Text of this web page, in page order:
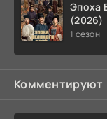
Эпоха
(2026)
1 сезон
Комментируют